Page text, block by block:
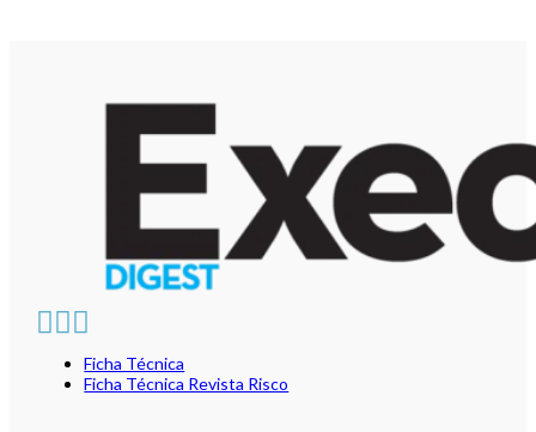
Ficha Técnica
Ficha Técnica Revista Risco